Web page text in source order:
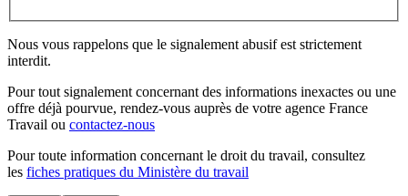
Nous vous rappelons que le signalement abusif est strictement
interdit.
Pour tout signalement concernant des informations inexactes ou une
offre déjà pourvue, rendez-vous auprès de votre agence France
Travail ou contactez-nous
Pour toute information concernant le droit du travail, consultez
les fiches pratiques du Ministère du travail